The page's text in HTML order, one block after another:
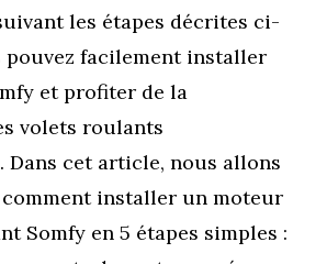
les étapes décrites ci-
pouvez facilement installer
et profiter de la
volets roulants
Dans cet article, nous allons
installer un moteur
Somfy en 5 étapes simples :